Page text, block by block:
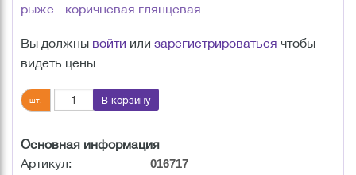
рыже - коричневая глянцевая
Вы должны войти или зарегистрироваться чтобы
видеть цены
шт. В корзину
Основная информация
Артикул:
016717